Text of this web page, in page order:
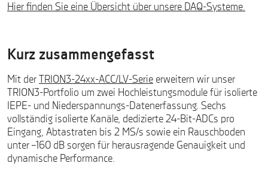
Hier finden Sie eine Übersicht über unsere DAQ-Systeme.
Kurz zusammengefasst
Mit der TRION3-24xx-ACC/LV-Serie erweitern wir unser
TRION3-Portfolio um zwei Hochleistungsmodule für isolierte
IEPE- und Niederspannungs-Datenerfassung. Sechs
vollständig isolierte Kanäle, dedizierte 24-Bit-ADCs pro
Eingang, Abtastraten bis 2 MS/s sowie ein Rauschboden
unter –160 dB sorgen für herausragende Genauigkeit und
dynamische Performance.